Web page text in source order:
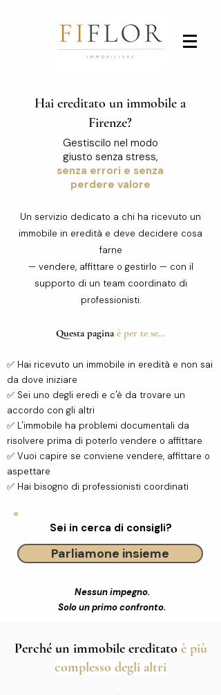
Hai ereditato un immobile a
Firenze?
Gestiscilo nel modo
giusto senza stress,
senza errori e senza
perdere valore
Un servizio dedicato a chi ha ricevuto un
immobile in eredità e deve decidere cosa
farne
— vendere, affittare o gestirlo — con il
supporto di un team coordinato di
professionisti.
Questa pagina è per te se…
✅ Hai ricevuto un immobile in eredità e non sai
da dove iniziare
✅ Sei uno degli eredi e c'è da trovare un
accordo con gli altri
✅ L'immobile ha problemi documentali da
risolvere prima di poterlo vendere o affittare
✅ Vuoi capire se conviene vendere, affittare o
aspettare
✅ Hai bisogno di professionisti coordinati
Sei in cerca di consigli?
Parliamone insieme
Nessun impegno.
Solo un primo confronto.
Perché un immobile ereditato è più
complesso degli altri